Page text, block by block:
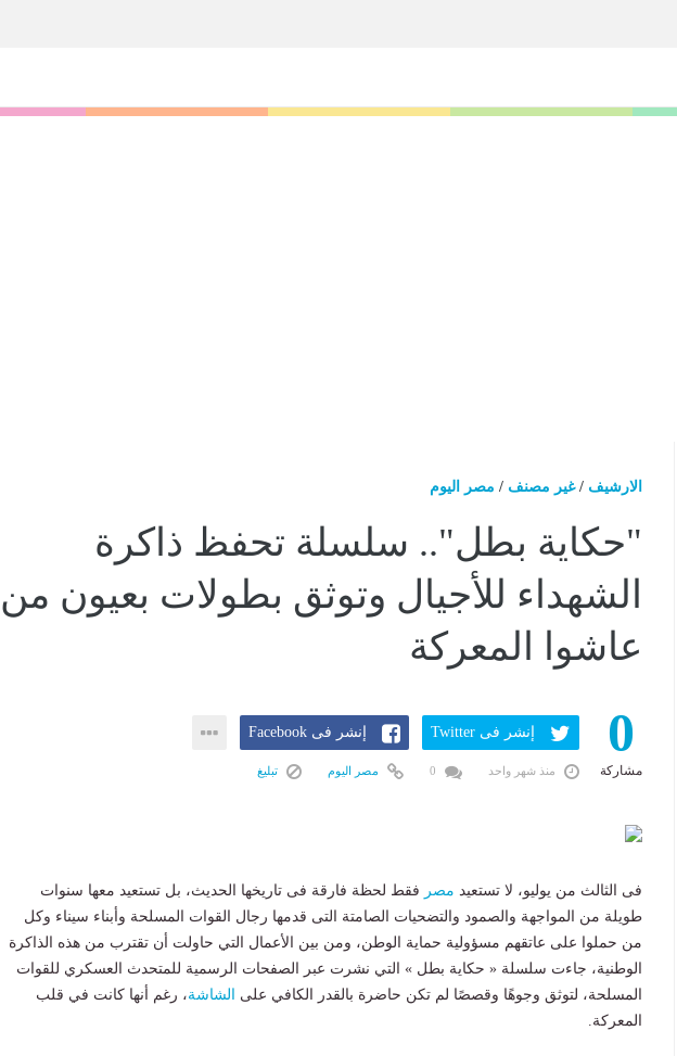
المحتوى
الارشيف /غير مصنف / مصر اليوم
"حكاية بطل".. سلسلة تحفظ ذاكرة
الشهداء للأجيال وتوثق بطولات بعيون من
عاشوا المعركة
0
مشاركة
إنشر فى Twitter إنشر فى Facebook
منذ شهر واحد مصر اليوم تبليغ
فى الثالث من يوليو، لا تستعيد مصر فقط لحظة فارقة فى تاريخها الحديث، بل تستعيد معها سنوات
طويلة من المواجهة والصمود والتضحيات الصامتة التى قدمها رجال القوات المسلحة وأبناء سيناء وكل
من حملوا على عاتقهم مسؤولية حماية الوطن، ومن بين الأعمال التي حاولت أن تقترب من هذه الذاكرة
الوطنية، جاءت سلسلة « حكاية بطل » التي نشرت عبر الصفحات الرسمية للمتحدث العسكري للقوات
المسلحة، لتوثق وجوهًا وقصصًا لم تكن حاضرة بالقدر الكافي على
الشاشة، رغم أنها كانت في قلب
المعركة.